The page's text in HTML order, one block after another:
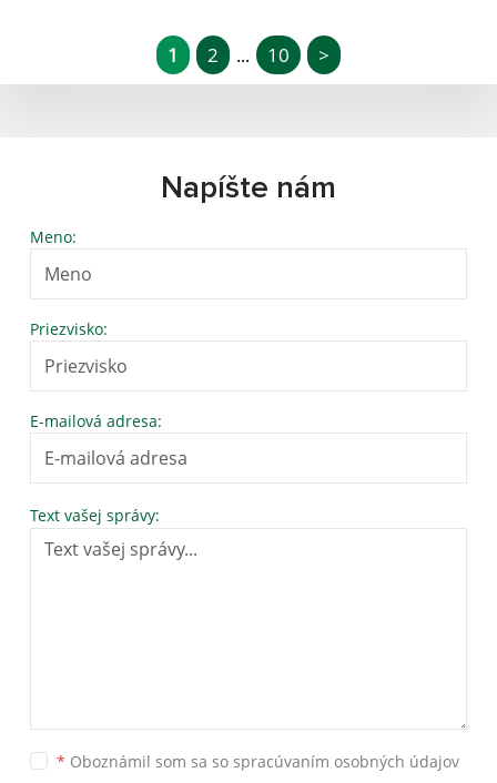
1 2 ... 10 >
Napíšte nám
Meno:
Priezvisko:
E-mailová adresa:
Text vašej správy:
* Oboznámil som sa so spracúvaním osobných údajov